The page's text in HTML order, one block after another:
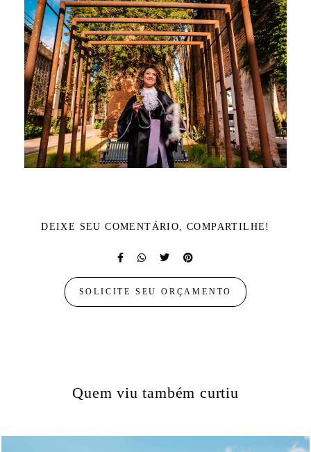
DEIXE SEU COMENTÁRIO, COMPARTILHE!
SOLICITE SEU ORÇAMENTO
Quem viu também curtiu